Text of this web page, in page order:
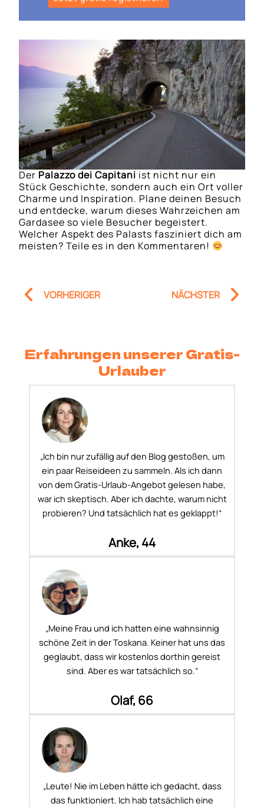
Der Palazzo dei Capitani ist nicht nur ein
Stück Geschichte, sondern auch ein Ort voller
Charme und Inspiration. Plane deinen Besuch
und entdecke, warum dieses Wahrzeichen am
Gardasee so viele Besucher begeistert.
Welcher Aspekt des Palasts fasziniert dich am
meisten? Teile es in den Kommentaren!
Prev
VORHERIGER NÄCHSTER
Erfahrungen unserer Gratis-
Urlauber
„Ich bin nur zufällig auf den Blog gestoßen, um
ein paar Reiseideen zu sammeln. Als ich dann
von dem Gratis-Urlaub-Angebot gelesen habe,
war ich skeptisch. Aber ich dachte, warum nicht
probieren? Und tatsächlich hat es geklappt!“
Anke, 44
„Meine Frau und ich hatten eine wahnsinnig
schöne Zeit in der Toskana. Keiner hat uns das
geglaubt, dass wir kostenlos dorthin gereist
sind. Aber es war tatsächlich so.“
Olaf, 66
„Leute! Nie im Leben hätte ich gedacht, dass
das funktioniert. Ich hab tatsächlich eine